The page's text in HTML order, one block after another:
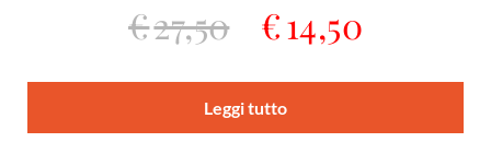
€27,50
prezzo
originale
€14,50Il
prezzo
attuale
Leggi tutto